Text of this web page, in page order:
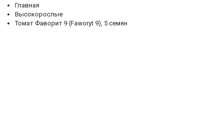
Главная
Высокорослые
Томат Фаворит 9 (Faworyt 9), 5 семян